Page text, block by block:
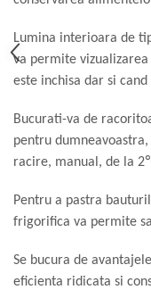
Aparate de spumat
Espressoare
accesori inghetata
Aparate de facut
Preparare paine
Masini de facut paine
Prajitoare de paine
Storcatoare
Lumina interioara de
va permite
este inchisa dar si cand
Bucurati-va de
pentru
racire, manual, de la 2
Pentru a pastra
frigorifica va permite
Se bucura de
eficienta ridicata si